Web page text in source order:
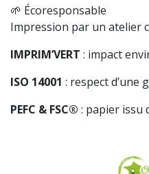
🌱 Écoresponsable
Impression par un atelier
IMPRIM’VERT : impact
ISO 14001 : respect d’une
PEFC & FSC® : papier issu